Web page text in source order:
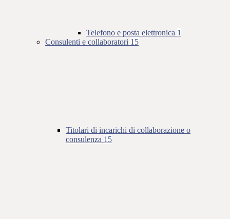
Telefono e posta elettronica 1
Consulenti e collaboratori 15
Titolari di incarichi di collaborazione o
consulenza 15